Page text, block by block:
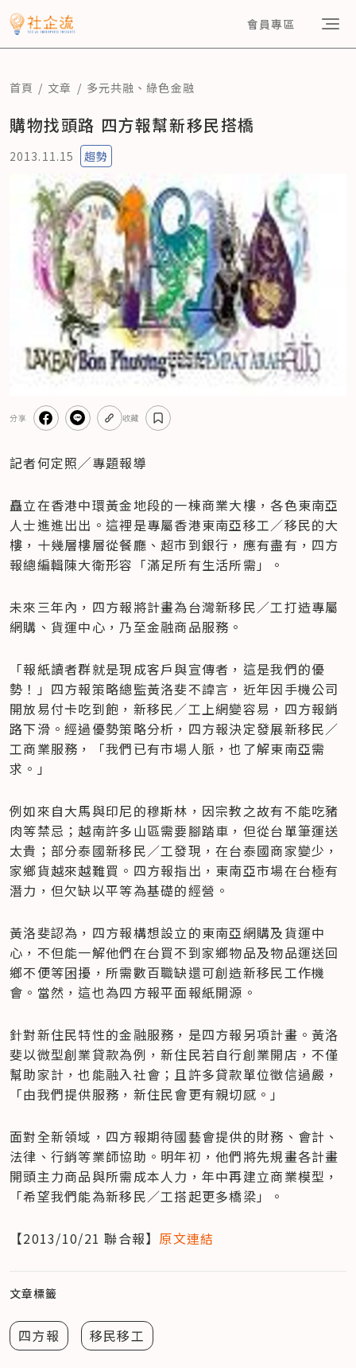
會員專區
首頁 文章 多元共融 、綠色金融
購物找頭路 四方報幫新移民搭橋
2013.11.15 趨勢
分享 收藏
記者何定照╱專題報導
矗立在香港中環黃金地段的一棟商業大樓，各色東南亞
人士進進出出。這裡是專屬香港東南亞移工／移民的大
樓，十幾層樓層從餐廳、超市到銀行，應有盡有，四方
報總編輯陳大衛形容「滿足所有生活所需」。
未來三年內，四方報將計畫為台灣新移民／工打造專屬
網購、貨運中心，乃至金融商品服務。
「報紙讀者群就是現成客戶與宣傳者，這是我們的優
勢！」四方報策略總監黃洛斐不諱言，近年因手機公司
開放易付卡吃到飽，新移民／工上網變容易，四方報銷
路下滑。經過優勢策略分析，四方報決定發展新移民／
工商業服務，「我們已有市場人脈，也了解東南亞需
求。」
例如來自大馬與印尼的穆斯林，因宗教之故有不能吃豬
肉等禁忌；越南許多山區需要腳踏車，但從台單筆運送
太貴；部分泰國新移民／工發現，在台泰國商家變少，
家鄉貨越來越難買。四方報指出，東南亞市場在台極有
潛力，但欠缺以平等為基礎的經營。
黃洛斐認為，四方報構想設立的東南亞網購及貨運中
心，不但能一解他們在台買不到家鄉物品及物品運送回
鄉不便等困擾，所需數百職缺還可創造新移民工作機
會。當然，這也為四方報平面報紙開源。
針對新住民特性的金融服務，是四方報另項計畫。黃洛
斐以微型創業貸款為例，新住民若自行創業開店，不僅
幫助家計，也能融入社會；且許多貸款單位徵信過嚴，
「由我們提供服務，新住民會更有親切感。」
面對全新領域，四方報期待國藝會提供的財務、會計、
法律、行銷等業師協助。明年初，他們將先規畫各計畫
開頭主力商品與所需成本人力，年中再建立商業模型，
「希望我們能為新移民／工搭起更多橋梁」。
【2013/10/21 聯合報】 原文連結
文章標籤
四方報 移民移工